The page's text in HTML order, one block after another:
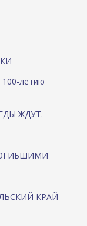
100-летию
ЖДУТ.
КРАЙ